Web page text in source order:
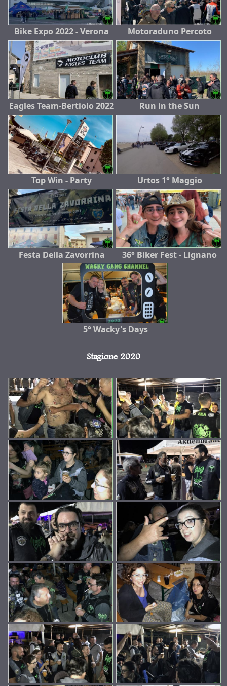
Bike Expo 2022 - Verona Motoraduno Percoto
Eagles Team-Bertiolo 2022 Run in the Sun
Top Win - Party Urtos 1° Maggio
Festa Della Zavorrina 36° Biker Fest - Lignano
5° Wacky's Days
Stagione 2020